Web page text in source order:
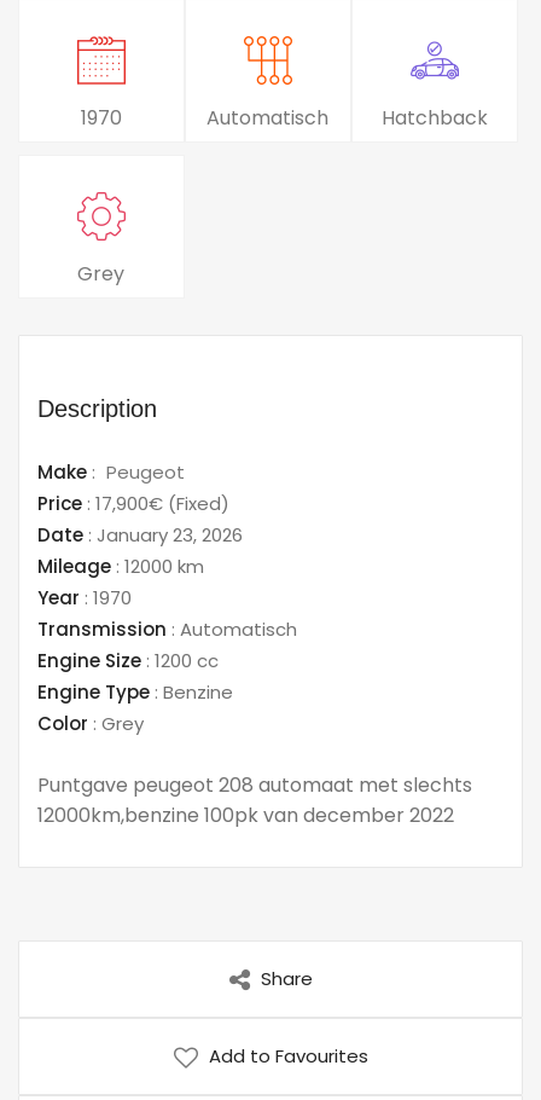
1970 Automatisch Hatchback
Grey
Description
Make : Peugeot
Price : 17,900€ (Fixed)
Date : January 23, 2026
Mileage : 12000 km
Year : 1970
Transmission : Automatisch
Engine Size : 1200 cc
Engine Type : Benzine
Color : Grey
Puntgave peugeot 208 automaat met slechts
12000km,benzine 100pk van december 2022
Share
Add to Favourites